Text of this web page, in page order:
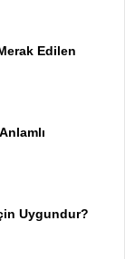
Edilen
Uygundur?